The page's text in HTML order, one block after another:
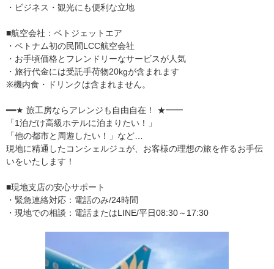
・ビジネス・観光にも便利な立地
■航空会社：ベトジェットエア
・ベトナム初の民間LCC航空会社
・お手頃価格とフレンドリーなサービスが人気
・旅行代金には受託手荷物20kgが含まれます
※機内食・ドリンクは含まれません。
━━★ 旅工房ならアレンジも自由自在！ ★━━
「1泊だけ高級ホテルに泊まりたい！」
「他の都市と周遊したい！」など…
現地に精通したコンシェルジュが、お客様の理想の旅を作るお手伝
いをいたします！
■現地支店の安心サポート
・緊急連絡対応：電話のみ/24時間
・現地での相談：電話またはLINE/平日08:30～17:30